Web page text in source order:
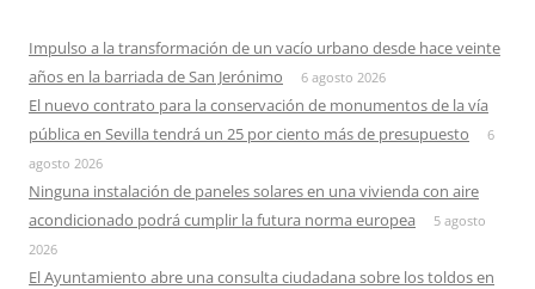
Impulso a la transformación de un vacío urbano desde hace veinte
años en la barriada de San Jerónimo
6 agosto 2026
El nuevo contrato para la conservación de monumentos de la vía
pública en Sevilla tendrá un 25 por ciento más de presupuesto
6
agosto 2026
Ninguna instalación de paneles solares en una vivienda con aire
acondicionado podrá cumplir la futura norma europea
5 agosto
2026
El Ayuntamiento abre una consulta ciudadana sobre los toldos en